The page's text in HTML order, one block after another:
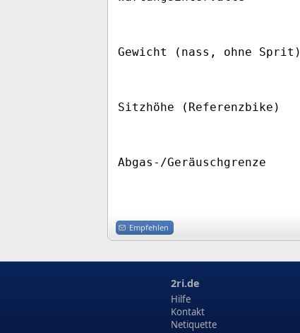
Gewicht (nass, ohne Sprit)
Sitzhöhe (Referenzbike)
Abgas-/Geräuschgrenze
Empfehlen
2ri.de
Hilfe
Kontakt
Netiquette